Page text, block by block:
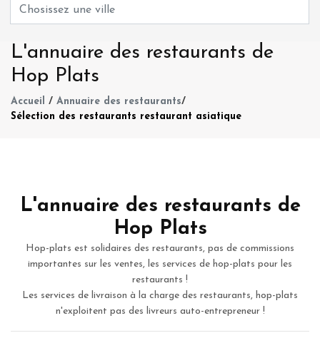
L'annuaire des restaurants de
Hop Plats
Accueil / Annuaire des restaurants/
Sélection des restaurants restaurant asiatique
L'annuaire des restaurants de
Hop Plats
Hop-plats est solidaires des restaurants, pas de commissions
importantes sur les ventes, les services de hop-plats pour les
restaurants !
Les services de livraison à la charge des restaurants, hop-plats
n'exploitent pas des livreurs auto-entrepreneur !